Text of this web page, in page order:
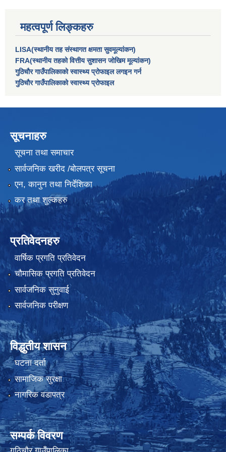
महत्वपूर्ण लिङ्कहरु
LISA(स्थानीय तह संस्थागत क्षमता सुवमूल्यांकन)
FRA(स्थानीय तहको वित्तीय सुशासन जोखिम मूल्यांकन)
गुठिचौर गाउँपालिकाको स्वास्थ्य प्रोफाइल लगइन गर्न
गुठिचौर गाउँपालिकाको स्वास्थ्य प्रोफाइल
सूचनाहरु
सूचना तथा समाचार
सार्वजनिक खरीद /बोलपत्र सूचना
एन, कानुन तथा निर्देशिका
कर तथा शुल्कहरु
प्रतिवेदनहरु
वार्षिक प्रगति प्रतिवेदन
चौमासिक प्रगति प्रतिवेदन
सार्वजनिक सुनुवाई
सार्वजनिक परीक्षण
विद्धुतीय शासन
घटना दर्ता
सामाजिक सुरक्षा
नागरिक वडापत्र
सम्पर्क विवरण